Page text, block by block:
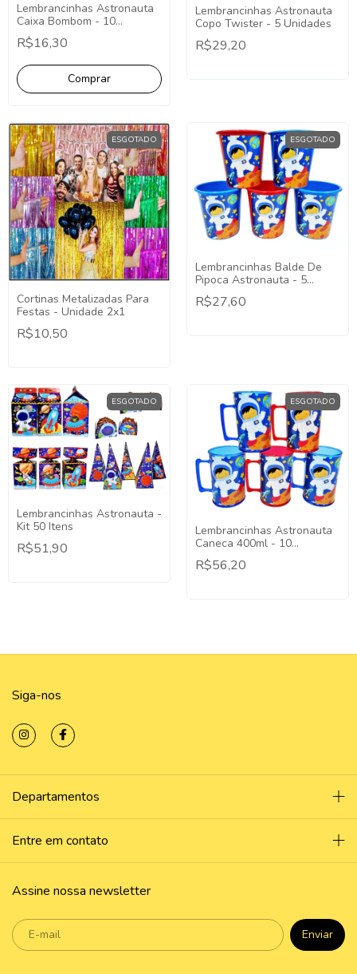
Lembrancinhas Astronauta
Caixa Bombom - 10
Unidades
R$16,30
Lembrancinhas Astronauta
Copo Twister - 5 Unidades
R$29,20
ESGOTADO
Cortinas Metalizadas Para
Festas - Unidade 2x1
R$10,50
ESGOTADO
Lembrancinhas Balde De
Pipoca Astronauta - 5
Unidades
R$27,60
ESGOTADO
Lembrancinhas Astronauta -
Kit 50 Itens
R$51,90
ESGOTADO
Lembrancinhas Astronauta
Caneca 400ml - 10
Unidades
R$56,20
Siga-nos
Departamentos
Entre em contato
Assine nossa newsletter